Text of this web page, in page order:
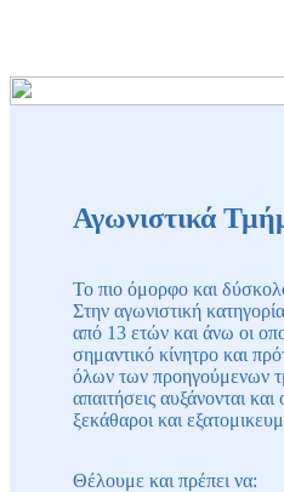
Αγωνιστικά
Το πιο όμορφο και
Στην αγωνιστική
από 13 ετών και άνω οι
σημαντικό κίνητρο και
όλων των προηγούμενων
απαιτήσεις αυξάνονται και
ξεκάθαροι και
Θέλουμε και πρέπει να: